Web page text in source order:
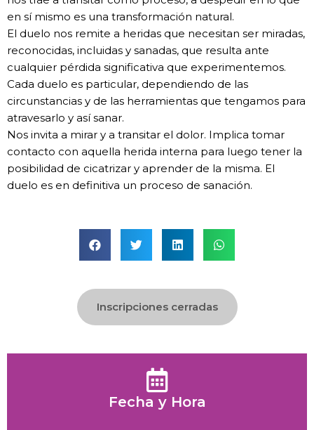
en sí mismo es una transformación natural.
El duelo nos remite a heridas que necesitan ser miradas,
reconocidas, incluidas y sanadas, que resulta ante
cualquier pérdida significativa que experimentemos.
Cada duelo es particular, dependiendo de las
circunstancias y de las herramientas que tengamos para
atravesarlo y así sanar.
Nos invita a mirar y a transitar el dolor. Implica tomar
contacto con aquella herida interna para luego tener la
posibilidad de cicatrizar y aprender de la misma. El
duelo es en definitiva un proceso de sanación.
Inscripciones cerradas
Fecha y Hora